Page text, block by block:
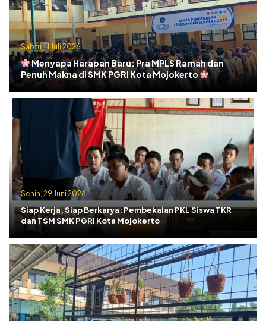
Sabtu, 11 Juli 2026
Menyapa Harapan Baru: Pra MPLS Ramah dan
Penuh Makna di SMK PGRI Kota Mojokerto
Senin, 29 Juni 2026
Siap Kerja, Siap Berkarya: Pembekalan PKL Siswa TKR
dan TSM SMK PGRI Kota Mojokerto